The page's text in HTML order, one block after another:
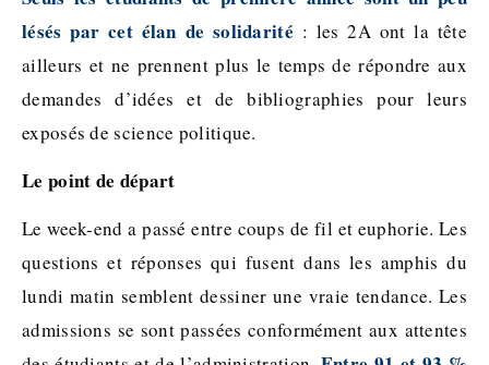
lésés par cet élan de solidarité : les 2A ont la tête
ailleurs et ne prennent plus le temps de répondre aux
demandes d’idées et de bibliographies pour leurs
exposés de science politique.
Le point de départ
Le week-end a passé entre coups de fil et euphorie. Les
questions et réponses qui fusent dans les amphis du
lundi matin semblent dessiner une vraie tendance. Les
admissions se sont passées conformément aux attentes